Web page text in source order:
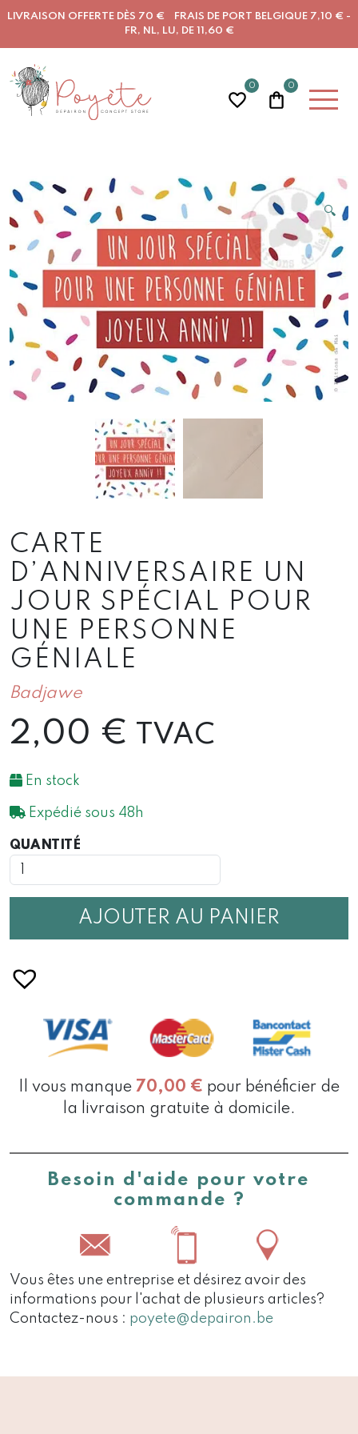
LIVRAISON OFFERTE DÈS 70 € FRAIS DE PORT BELGIQUE 7,10 € -
FR, NL, LU, DE 11,60 €
0 0
🔍
CARTE
D’ANNIVERSAIRE UN
JOUR SPÉCIAL POUR
UNE PERSONNE
GÉNIALE
Badjawe
2,00 € TVAC
En stock
Expédié sous 48h
QUANTITÉ
D'ANNIVERSAIRE
UN
GÉNIALE
AJOUTER AU PANIER
Il vous manque 70,00 € pour bénéficier de
la livraison gratuite à domicile.
Besoin d'aide pour votre
commande ?
Vous êtes une entreprise et désirez avoir des
informations pour l'achat de plusieurs articles?
Contactez-nous : poyete@depairon.be